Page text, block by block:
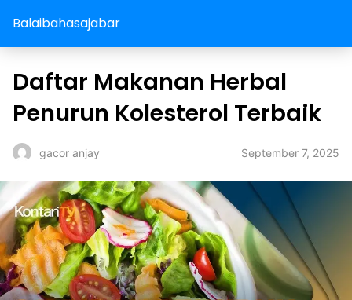
Balaibahasajabar
Daftar Makanan Herbal
Penurun Kolesterol Terbaik
gacor anjay September 7, 2025